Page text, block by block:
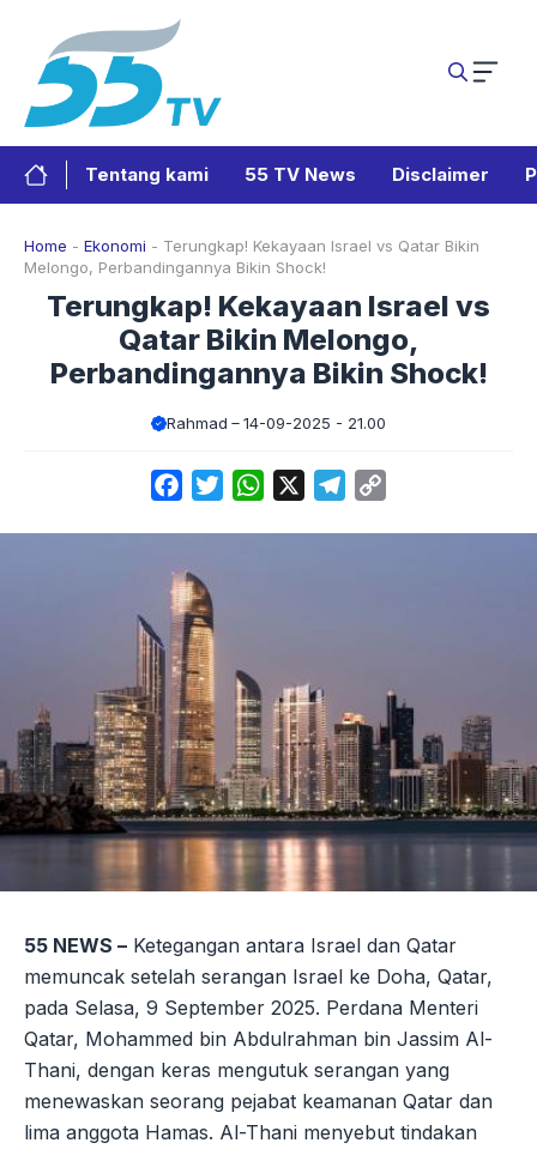
Tentang kami 55 TV News Disclaimer
Home - Ekonomi - Terungkap! Kekayaan Israel vs Qatar Bikin
Melongo, Perbandingannya Bikin Shock!
Terungkap! Kekayaan Israel vs
Qatar Bikin Melongo,
Perbandingannya Bikin Shock!
Rahmad 14-09-2025 - 21.00
FacebookTwitterWhatsApp Telegram
55 NEWS – Ketegangan antara Israel dan Qatar
memuncak setelah serangan Israel ke Doha, Qatar,
pada Selasa, 9 September 2025. Perdana Menteri
Qatar, Mohammed bin Abdulrahman bin Jassim Al-
Thani, dengan keras mengutuk serangan yang
menewaskan seorang pejabat keamanan Qatar dan
lima anggota Hamas. Al-Thani menyebut tindakan